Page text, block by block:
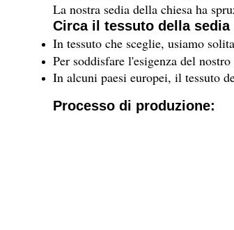
La nostra sedia della chiesa ha
Circa il tessuto della sedia
In tessuto che sceglie, usiamo
Per soddisfare l'esigenza del
In alcuni paesi europei, il tessuto
Processo di produzione: